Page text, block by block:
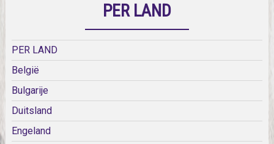
PER LAND
PER LAND
België
Bulgarije
Duitsland
Engeland